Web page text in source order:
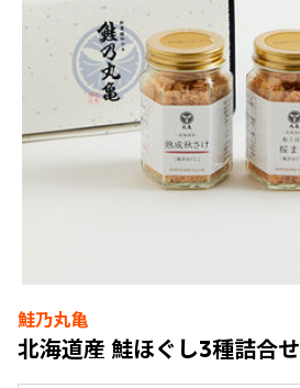
鮭乃丸亀
北海道産 鮭ほぐし3種詰合せ